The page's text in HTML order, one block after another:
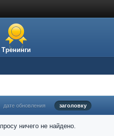
Тренинги
дате обновления заголовку
ничего не найдено.